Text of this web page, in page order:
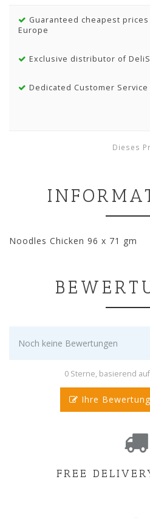
Guaranteed cheapest prices
Europe
Exclusive distributor of
Dedicated Customer Service
Dieses
Noodles Chicken 96 x 71 gm
Noch keine Bewertungen
0 Sterne, basierend
Ihre
FREE